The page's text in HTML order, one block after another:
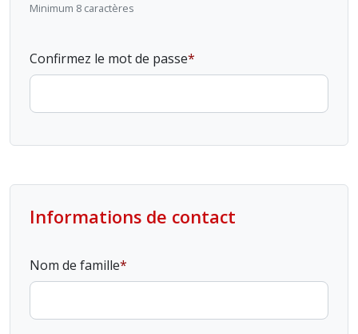
Minimum 8 caractères
Confirmez le mot de passe
Informations de contact
Nom de famille